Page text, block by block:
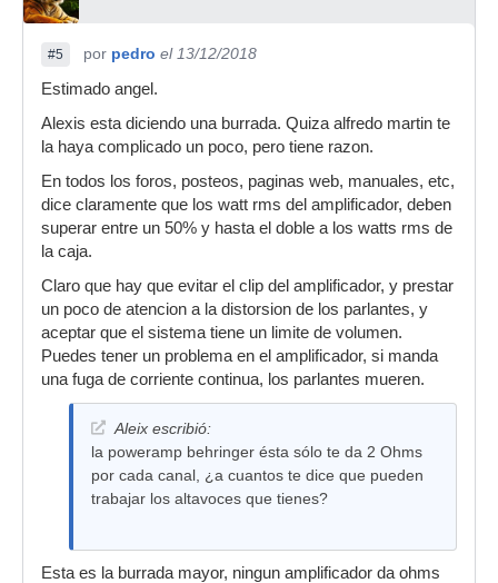
#5 por pedro el 13/12/2018
Estimado angel.
Alexis esta diciendo una burrada. Quiza alfredo martin te
la haya complicado un poco, pero tiene razon.
En todos los foros, posteos, paginas web, manuales, etc,
dice claramente que los watt rms del amplificador, deben
superar entre un 50% y hasta el doble a los watts rms de
la caja.
Claro que hay que evitar el clip del amplificador, y prestar
un poco de atencion a la distorsion de los parlantes, y
aceptar que el sistema tiene un limite de volumen.
Puedes tener un problema en el amplificador, si manda
una fuga de corriente continua, los parlantes mueren.
Aleix escribió:
la poweramp behringer ésta sólo te da 2 Ohms
por cada canal, ¿a cuantos te dice que pueden
trabajar los altavoces que tienes?
Esta es la burrada mayor, ningun amplificador da ohms